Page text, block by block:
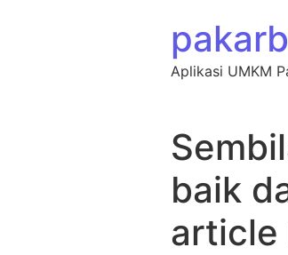
Aplikasi UMKM
baik
article